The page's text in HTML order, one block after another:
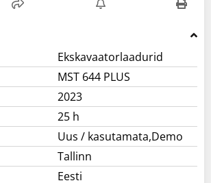
Ekskavaatorlaadurid
MST 644 PLUS
2023
25 h
Uus / kasutamata,Demo
Tallinn
Eesti